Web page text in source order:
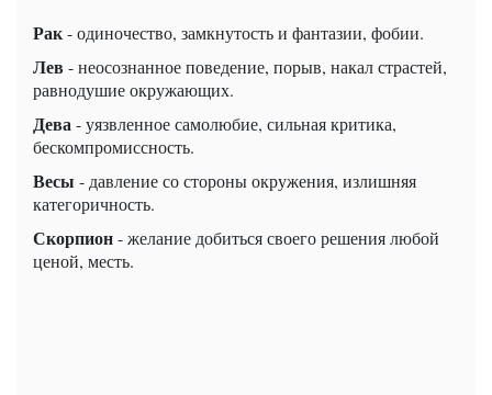
Рак- одиночество, замкнутость и фантазии, фобии.
Лев - неосознанное поведение, порыв, накал страстей,
равнодушие окружающих.
Дева- уязвленное самолюбие, сильная критика,
бескомпромиссность.
Весы - давление со стороны окружения, излишняя
категоричность.
Скорпион- желание добиться своего решения любой
ценой, месть.